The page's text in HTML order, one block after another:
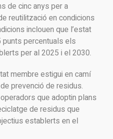
de cinc anys per a
reutilització en condicions
inclouen que l’estat
percentuals els
per al 2025 i el 2030.
membre estigui en camí
prevenció de residus.
que adoptin plans
de residus que
establerts en el